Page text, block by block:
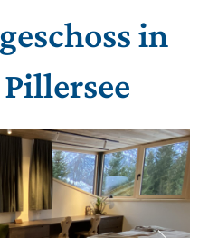
in